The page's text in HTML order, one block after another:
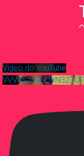
Vídeo do YouTube